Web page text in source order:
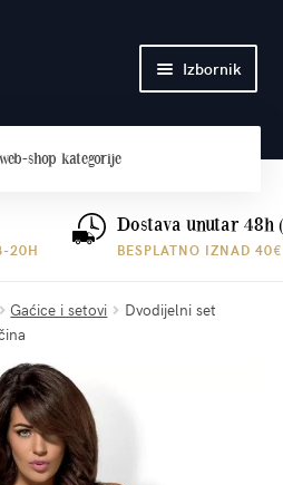
Izbornik
web-shop kategorije
20H
Dostava unutar 48h
BESPLATNO IZNAD 40€
Gaćice i setovi
Dvodijelni set